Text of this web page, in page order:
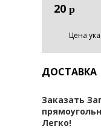
20 р
Цена
ДОСТАВКА
Заказать
Легко!